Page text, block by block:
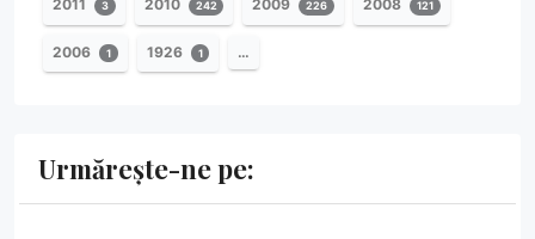
2011 3 2010 242 2009 226 2008 121
2006 1 1926 1 …
Urmărește-ne pe: